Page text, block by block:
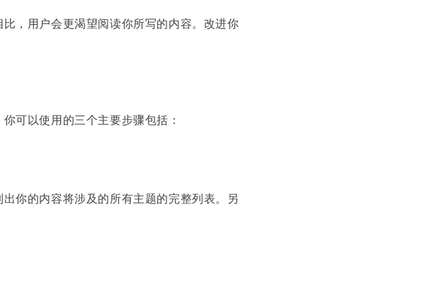
，用户会更渴望阅读你所写的内容。改进你
可以使用的三个主要步骤包括：
你的内容将涉及的所有主题的完整列表。另